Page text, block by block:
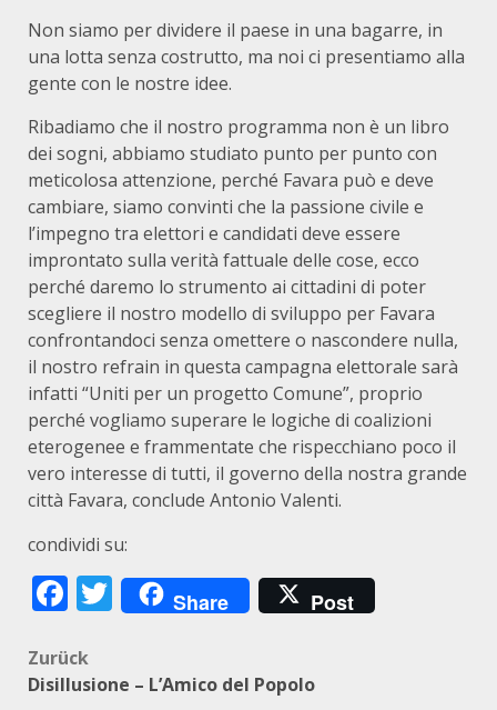
Non siamo per dividere il paese in una bagarre, in
una lotta senza costrutto, ma noi ci presentiamo alla
gente con le nostre idee.
Ribadiamo che il nostro programma non è un libro
dei sogni, abbiamo studiato punto per punto con
meticolosa attenzione, perché Favara può e deve
cambiare, siamo convinti che la passione civile e
l’impegno tra elettori e candidati deve essere
improntato sulla verità fattuale delle cose, ecco
perché daremo lo strumento ai cittadini di poter
scegliere il nostro modello di sviluppo per Favara
confrontandoci senza omettere o nascondere nulla,
il nostro refrain in questa campagna elettorale sarà
infatti “Uniti per un progetto Comune”, proprio
perché vogliamo superare le logiche di coalizioni
eterogenee e frammentate che rispecchiano poco il
vero interesse di tutti, il governo della nostra grande
città Favara, conclude Antonio Valenti.
condividi su:
Facebook
Twitter
Share Post
Beitragsnavigation
Zurück
Disillusione – L’Amico del Popolo